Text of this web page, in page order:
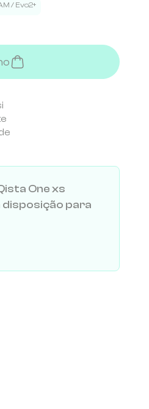
/ Evo2+
One xs
disposição para